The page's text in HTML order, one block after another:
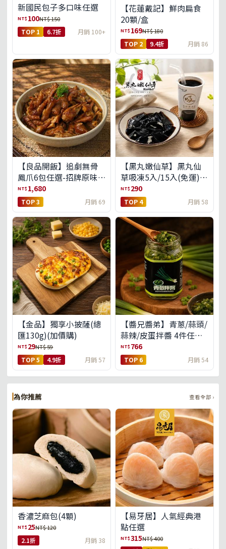
新國民包子多口味任選
NT$ 100NT$ 150
TOP 1 6.7折 月銷 100+
【花蓮戴記】鮮肉扁食
20顆/盒
NT$ 169NT$ 180
TOP 2 9.4折 月銷 86
【良品開飯】追劇無骨
鳳爪6包任選-招牌原味/
濃濃蒜香/過癮麻辣(免運
組)
NT$ 1,680
TOP 3 月銷 69
【黑丸嫩仙草】黑丸仙
草吸凍5入/15入(免運)
(預購中8/14出貨)
NT$ 290
TOP 4 月銷 58
【金品】獨享小披薩(總
匯130g)(加價購)
NT$ 29NT$ 59
TOP 5 4.9折 月銷 57
【醬兄醬弟】青蔥/蒜頭/
蒜辣/皮蛋拌醬 4件任選
(免運組)
NT$ 766
TOP 6 月銷 54
為你推薦 查看全部 ›
香濃芝麻包(4顆)
NT$ 25NT$ 120
2.1折 月銷 38
【易牙居】人氣經典港
點任選
NT$315NT$ 400